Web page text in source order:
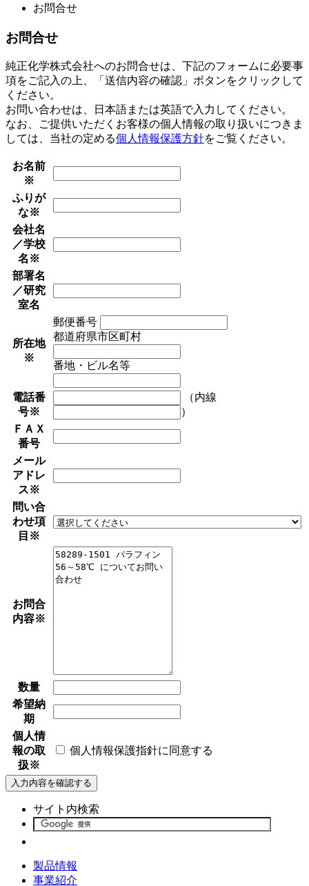
お問合せ
お問合せ
純正化学株式会社へのお問合せは、下記のフォームに必要事
項をご記入の上、「送信内容の確認」ボタンをクリックして
ください。
お問い合わせは、日本語または英語で入力してください。
なお、ご提供いただくお客様の個人情報の取り扱いにつきま
しては、当社の定める個人情報保護方針をご覧ください。
お名前
※
ふりが
な※
会社名
／学校
名 ※
部署名
／研究
室名
所在地
※
郵便番号
都道府県市区町村
番地・ビル名等
電話番
号※
（内線
）
ＦＡＸ
番号
メール
アドレ
ス※
問い合
わせ項
目 ※
お問合
内容※
数量
希望納
期
個人情
報の取
扱※
個人情報保護指針に同意する
サイト内検索
製品情報
事業紹介